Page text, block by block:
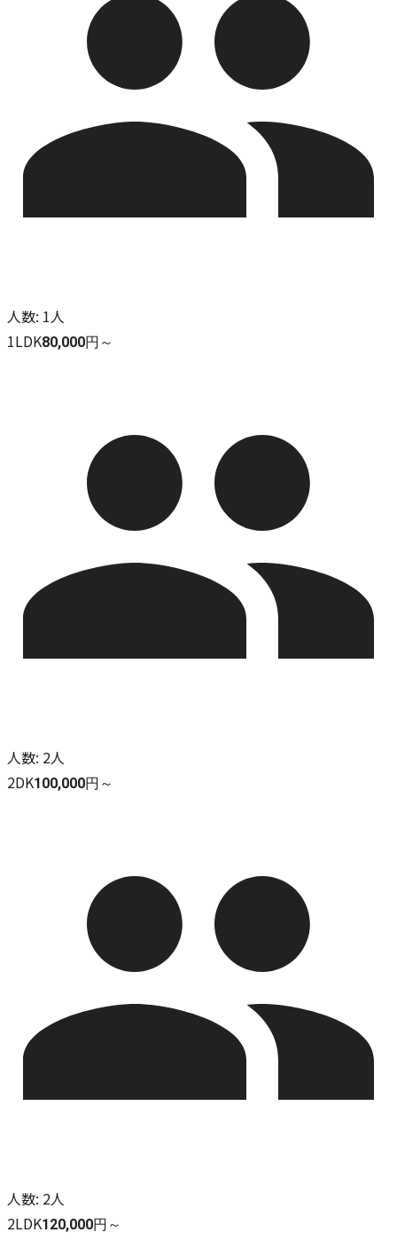
人数: 1人
1LDK80,000円～
人数: 2人
2DK100,000円～
人数: 2人
2LDK120,000円～